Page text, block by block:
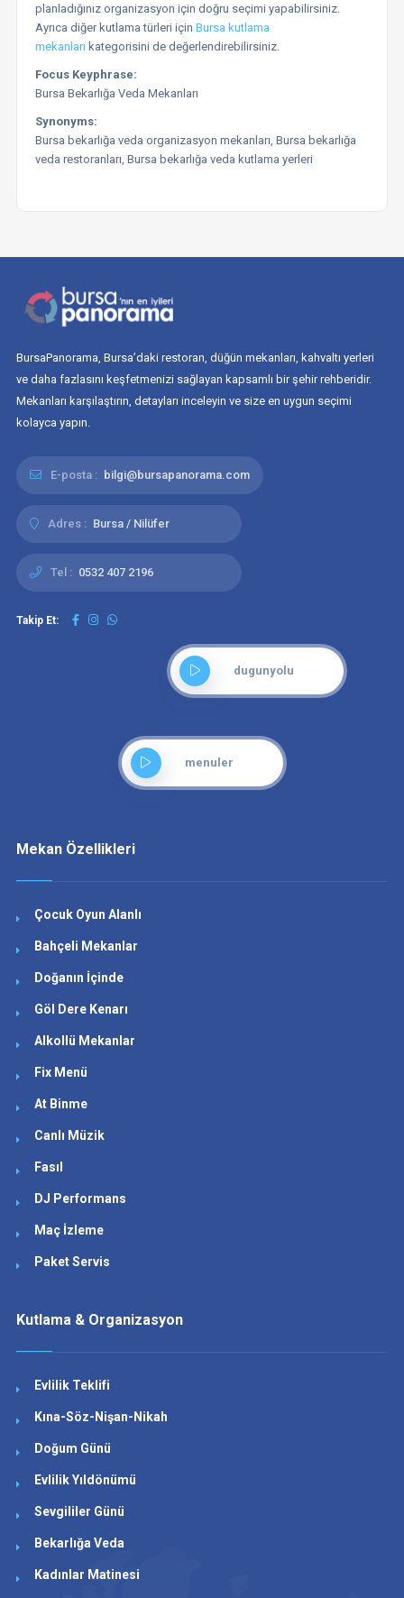
planladığınız organizasyon için doğru seçimi yapabilirsiniz.
Ayrıca diğer kutlama türleri için Bursa kutlama
mekanları kategorisini de değerlendirebilirsiniz.
Focus Keyphrase:
Bursa Bekarlığa Veda Mekanları
Synonyms:
Bursa bekarlığa veda organizasyon mekanları, Bursa bekarlığa
veda restoranları, Bursa bekarlığa veda kutlama yerleri
BursaPanorama, Bursa’daki restoran, düğün mekanları, kahvaltı yerleri
ve daha fazlasını keşfetmenizi sağlayan kapsamlı bir şehir rehberidir.
Mekanları karşılaştırın, detayları inceleyin ve size en uygun seçimi
kolayca yapın.
E-posta : bilgi@bursapanorama.com
Adres : Bursa / Nilüfer
Tel : 0532 407 2196
Takip Et:
dugunyolu
menuler
Mekan Özellikleri
Çocuk Oyun Alanlı
Bahçeli Mekanlar
Doğanın İçinde
Göl Dere Kenarı
Alkollü Mekanlar
Fix Menü
At Binme
Canlı Müzik
Fasıl
DJ Performans
Maç İzleme
Paket Servis
Kutlama & Organizasyon
Evlilik Teklifi
Kına-Söz-Nişan-Nikah
Doğum Günü
Evlilik Yıldönümü
Sevgililer Günü
Bekarlığa Veda
Kadınlar Matinesi